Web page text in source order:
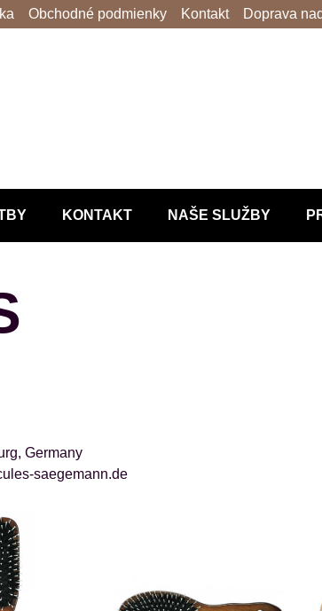
KONTAKT NAŠE SLUŽBY
Obchodné podmienky Kontakt Doprava
Germany
saegemann.de